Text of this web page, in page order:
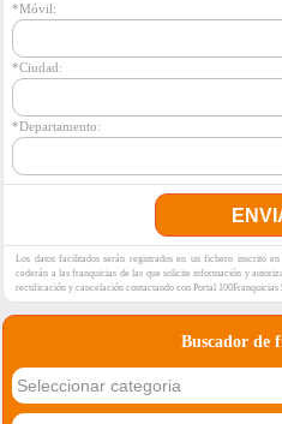
*Móvil:
*Ciudad:
*Departamento:
Los datos facilitados serán registrados en un fichero inscrito
cederán a las franquicias de las que solicite información y
rectificación y cancelación contactando con Portal 100Franquicias
Buscador de